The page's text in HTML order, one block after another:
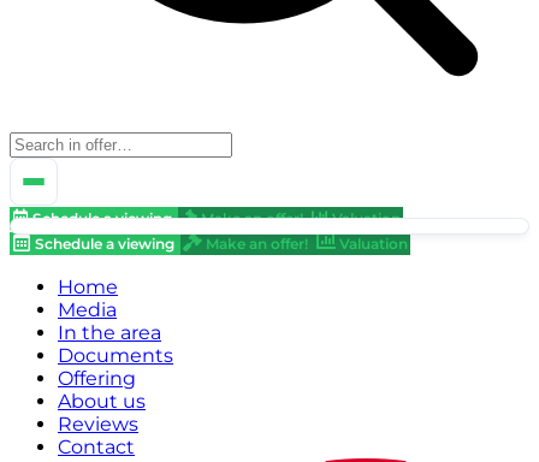
Schedule a viewing Make an offer!
Valuation
Schedule a viewing
Make an offer! Valuation
Home
Media
In the area
Documents
Offering
About us
Reviews
Contact